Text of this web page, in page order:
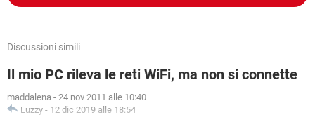
Discussioni simili
Il mio PC rileva le reti WiFi, ma non si connette
maddalena - 24 nov 2011 alle 10:40
Luzzy - 12 dic 2019 alle 18:54